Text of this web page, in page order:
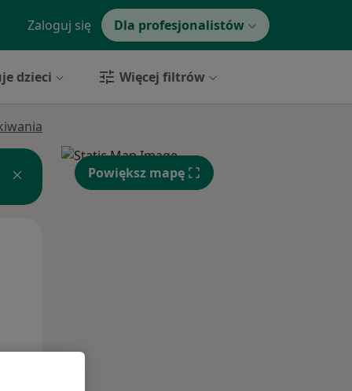
Zaloguj się Dla profesjonalistów
dzieci Więcej filtrów
Powiększ mapę